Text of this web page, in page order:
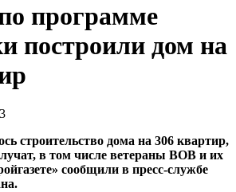
программе
построили дом на
строительство дома на 306 квартир,
в том числе ветераны ВОВ и их
сообщили в пресс-службе